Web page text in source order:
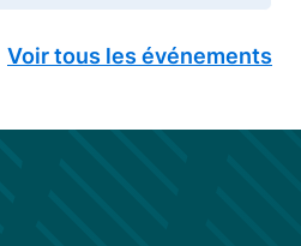
Voir tous les événements